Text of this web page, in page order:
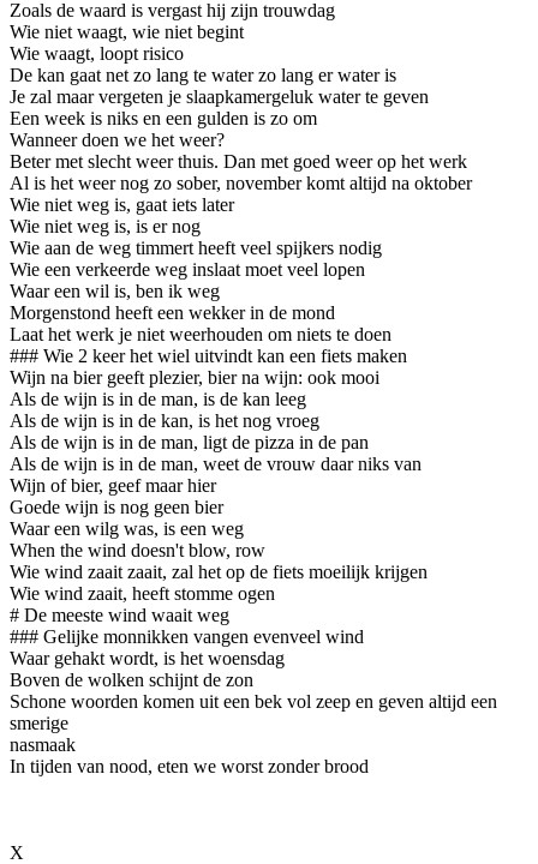
Zoals de waard is vergast hij zijn trouwdag
Wie niet waagt, wie niet begint
Wie waagt, loopt risico
De kan gaat net zo lang te water zo lang er water is
Je zal maar vergeten je slaapkamergeluk water te geven
Een week is niks en een gulden is zo om
Wanneer doen we het weer?
Beter met slecht weer thuis. Dan met goed weer op het werk
Al is het weer nog zo sober, november komt altijd na oktober
Wie niet weg is, gaat iets later
Wie niet weg is, is er nog
Wie aan de weg timmert heeft veel spijkers nodig
Wie een verkeerde weg inslaat moet veel lopen
Waar een wil is, ben ik weg
Morgenstond heeft een wekker in de mond
Laat het werk je niet weerhouden om niets te doen
### Wie 2 keer het wiel uitvindt kan een fiets maken
Wijn na bier geeft plezier, bier na wijn: ook mooi
Als de wijn is in de man, is de kan leeg
Als de wijn is in de kan, is het nog vroeg
Als de wijn is in de man, ligt de pizza in de pan
Als de wijn is in de man, weet de vrouw daar niks van
Wijn of bier, geef maar hier
Goede wijn is nog geen bier
Waar een wilg was, is een weg
When the wind doesn't blow, row
Wie wind zaait zaait, zal het op de fiets moeilijk krijgen
Wie wind zaait, heeft stomme ogen
# De meeste wind waait weg
### Gelijke monnikken vangen evenveel wind
Waar gehakt wordt, is het woensdag
Boven de wolken schijnt de zon
Schone woorden komen uit een bek vol zeep en geven altijd een
smerige
nasmaak
In tijden van nood, eten we worst zonder brood
X